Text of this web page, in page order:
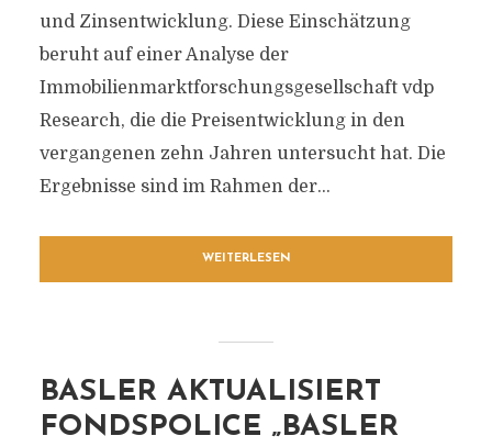
und Zinsentwicklung. Diese Einschätzung
beruht auf einer Analyse der
Immobilienmarktforschungsgesellschaft vdp
Research, die die Preisentwicklung in den
vergangenen zehn Jahren untersucht hat. Die
Ergebnisse sind im Rahmen der...
WEITERLESEN
BASLER AKTUALISIERT
FONDSPOLICE „BASLER